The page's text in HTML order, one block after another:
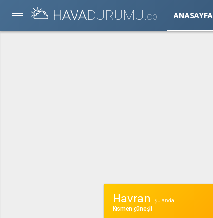
HAVADURUMU.CO ANASAYFA
Havran
şu anda
Kısmen güneşli